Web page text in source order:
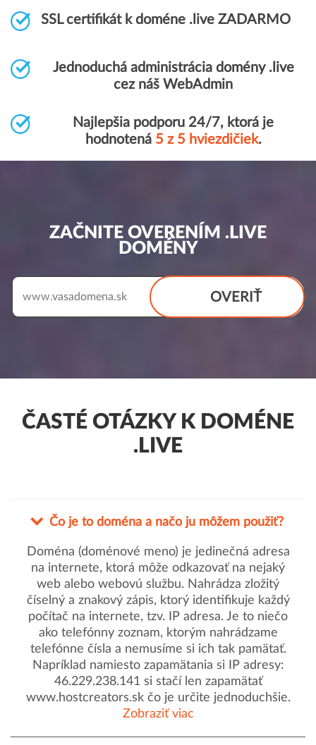
SSL certifikát k doméne .live ZADARMO
Jednoduchá administrácia domény .live
cez náš WebAdmin
Najlepšia podporu 24/7, ktorá je
hodnotená 5 z 5 hviezdičiek.
ZAČNITE OVERENÍM .LIVE
DOMÉNY
OVERIŤ
www.
ČASTÉ OTÁZKY K DOMÉNE
.LIVE
Čo je to doména a načo ju môžem použiť?
Doména (doménové meno) je jedinečná adresa
na internete, ktorá môže odkazovať na nejaký
web alebo webovú službu. Nahrádza zložitý
číselný a znakový zápis, ktorý identifikuje každý
počítač na internete, tzv. IP adresa. Je to niečo
ako telefónny zoznam, ktorým nahrádzame
telefónne čísla a nemusíme si ich tak pamätať.
Napríklad namiesto zapamätania si IP adresy:
46.229.238.141 si stačí len zapamätať
www.hostcreators.sk čo je určite jednoduchšie.
Zobraziť viac